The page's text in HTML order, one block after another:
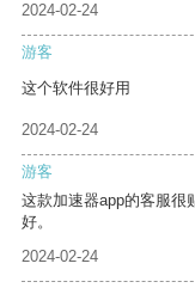
2024-02-24
游客
这个软件很好用
2024-02-24
游客
这款加速器app的客服很
好。
2024-02-24